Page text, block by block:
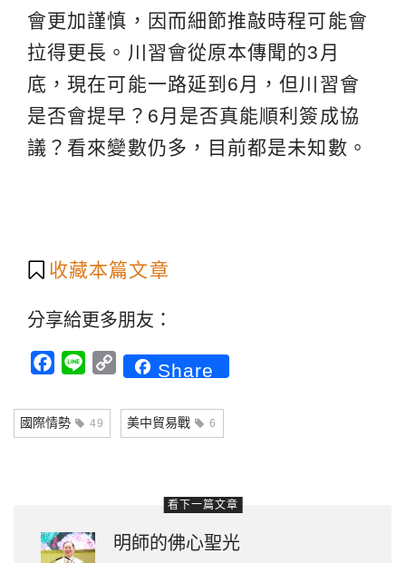
會更加謹慎，因而細節推敲時程可能會
拉得更長。川習會從原本傳聞的3月
底，現在可能一路延到6月，但川習會
是否會提早？6月是否真能順利簽成協
議？看來變數仍多，目前都是未知數。
收藏本篇文章
分享給更多朋友：
Facebook
Line CopyShare
國際情勢 49 美中貿易戰 6
看下一篇文章
明師的佛心聖光